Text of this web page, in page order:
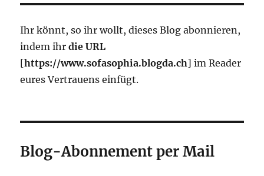
Ihr könnt, so ihr wollt, dieses Blog abonnieren,
indem ihrdie URL
[https://www.sofasophia.blogda.ch] im Reader
eures Vertrauens einfügt.
Blog-Abonnement per Mail